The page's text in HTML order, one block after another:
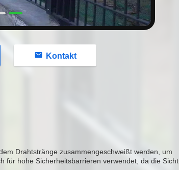
Kontakt
Drahtstränge zusammengeschweißt werden, um
für hohe Sicherheitsbarrieren verwendet, da die Sicht